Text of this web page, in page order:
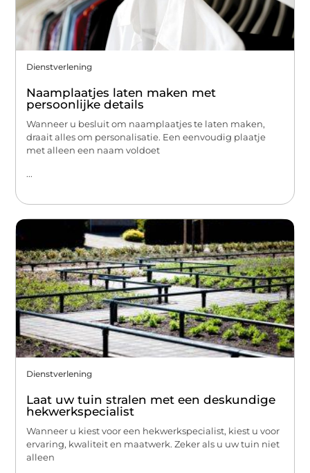
Dienstverlening
Naamplaatjes laten maken met
persoonlijke details
Wanneer u besluit om naamplaatjes te laten maken,
draait alles om personalisatie. Een eenvoudig plaatje
met alleen een naam voldoet
...
Dienstverlening
Laat uw tuin stralen met een deskundige
hekwerkspecialist
Wanneer u kiest voor een hekwerkspecialist, kiest u voor
ervaring, kwaliteit en maatwerk. Zeker als u uw tuin niet
alleen